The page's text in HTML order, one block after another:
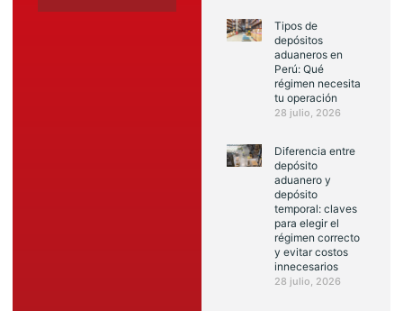
Tipos de
depósitos
aduaneros en
Perú: Qué
régimen necesita
tu operación
28 julio, 2026
Diferencia entre
depósito
aduanero y
depósito
temporal: claves
para elegir el
régimen correcto
y evitar costos
innecesarios
28 julio, 2026